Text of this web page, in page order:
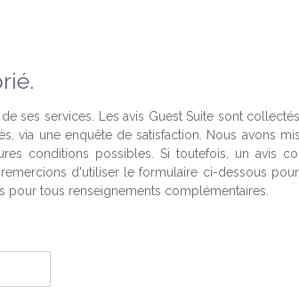
ses services. Les avis Guest Suite sont
via une enquête de satisfaction. Nous avons
conditions possibles. Si toutefois, un avis
d'utiliser le formulaire ci-dessous
pour tous renseignements complémentaires.